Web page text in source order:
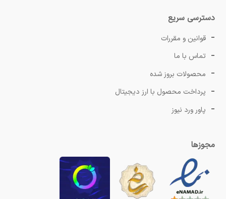
دسترسی سریع
قوانین و مقررات
تماس با ما
محصولات بروز شده
پرداخت محصول با ارز دیجیتال
پاور ورد نیوز
مجوزها